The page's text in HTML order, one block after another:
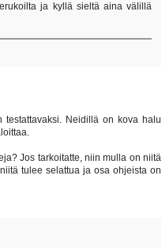
ja kyllä sieltä aina välillä
testattavaksi. Neidillä on kova halu
Jos tarkoitatte, niin mulla on niitä
tulee selattua ja osa ohjeista on